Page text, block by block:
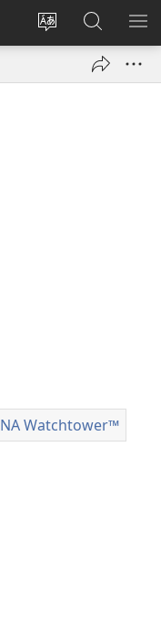
Direccionpi
Sutiykiwan
jaykuy
JW.ORG
nisqapi
maskhay
Watchtower™